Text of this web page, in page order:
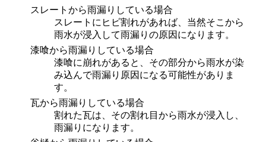
スレートから雨漏りしている場合
スレートにヒビ割れがあれば、当然そこから
雨水が浸入して雨漏りの原因になります。
漆喰から雨漏りしている場合
漆喰に崩れがあると、その部分から雨水が染
み込んで雨漏り原因になる可能性がありま
す。
瓦から雨漏りしている場合
割れた瓦は、その割れ目から雨水が浸入し、
雨漏りになります。